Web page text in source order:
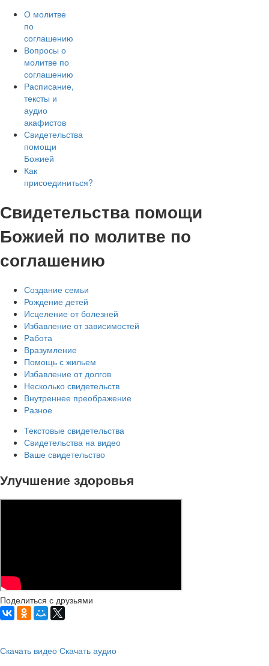
О молитве
по
соглашению
Вопросы о
молитве по
соглашению
Расписание,
тексты и
аудио
акафистов
Свидетельства
помощи
Божией
Как
присоединиться?
Свидетельства помощи
Божией по молитве по
соглашению
Создание семьи
Рождение детей
Исцеление от болезней
Избавление от зависимостей
Работа
Вразумление
Помощь с жильем
Избавление от долгов
Несколько свидетельств
Внутреннее преображение
Разное
Текстовые свидетельства
Свидетельства на видео
Ваше свидетельство
Улучшение здоровья
Поделиться с друзьями
Скачать видео Скачать аудио